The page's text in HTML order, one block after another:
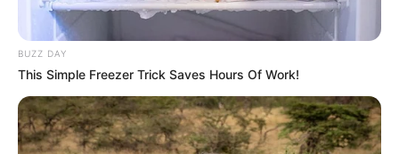
BUZZ DAY
This Simple Freezer Trick Saves Hours Of Work!